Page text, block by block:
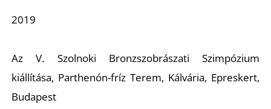
2019
Az V. Szolnoki Bronzszobrászati Szimpózium
kiállítása, Parthenón-fríz Terem, Kálvária, Epreskert,
Budapest